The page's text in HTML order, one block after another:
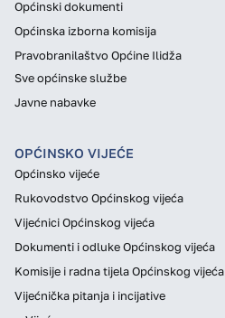
Općinski dokumenti
Općinska izborna komisija
Pravobranilaštvo Općine Ilidža
Sve općinske službe
Javne nabavke
OPĆINSKO VIJEĆE
Općinsko vijeće
Rukovodstvo Općinskog vijeća
Vijećnici Općinskog vijeća
Dokumenti i odluke Općinskog vijeća
Komisije i radna tijela Općinskog vijeća
Vijećnička pitanja i incijative